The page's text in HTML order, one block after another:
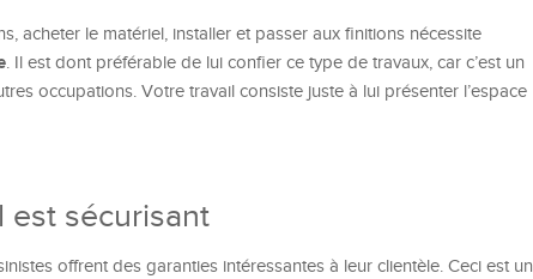
acheter le matériel, installer et passer aux finitions nécessite
. Il est dont préférable de lui confier ce type de travaux, car c’est un
occupations. Votre travail consiste juste à lui présenter l’espace
est sécurisant
offrent des garanties intéressantes à leur clientèle. Ceci est un